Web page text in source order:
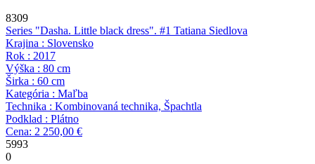
8309
Series "Dasha. Little black dress". #1 Tatiana Siedlova
Krajina : Slovensko
Rok : 2017
Výška : 80 cm
Širka : 60 cm
Kategória : Maľba
Technika : Kombinovaná technika, Špachtla
Podklad : Plátno
Cena: 2 250,00 €
5993
0